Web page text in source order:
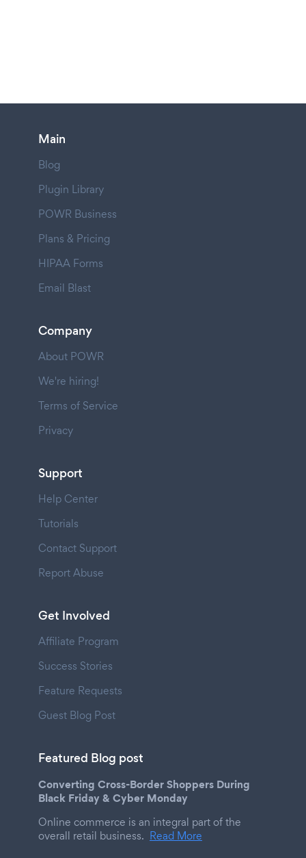
Main
Blog
Plugin Library
POWR Business
Plans & Pricing
HIPAA Forms
Email Blast
Company
About POWR
We're hiring!
Terms of Service
Privacy
Support
Help Center
Tutorials
Contact Support
Report Abuse
Get Involved
Affiliate Program
Success Stories
Feature Requests
Guest Blog Post
Featured Blog post
Converting Cross-Border Shoppers During
Black Friday & Cyber Monday
Online commerce is an integral part of the
overall retail business. Read More